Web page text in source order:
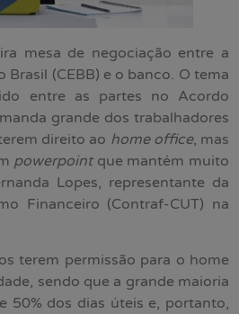
mesa de negociação entre a
(CEBB) e o banco. O tema
entre as partes no Acordo
grande dos trabalhadores
direito ao home office, mas
powerpointque mantém muito
Lopes, representante da
Financeiro (Contraf-CUT) na
terem permissão para o home
sendo que a grande maioria
50% dos dias úteis e, portanto,